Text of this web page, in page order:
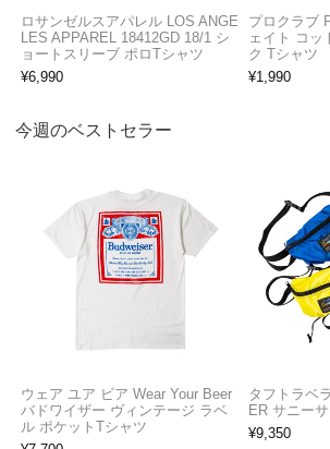
ロサンゼルスアパレル LOS ANGE
LES APPAREL 18412GD 18/1 シ
ョートスリーブ ポロTシャツ
¥6,990
プロクラブ
ェイト コッ
ク Tシャツ
¥1,990
今週のベストセラー
ウェア ユア ビア Wear Your Beer
バドワイザー ヴィンテージ ラベ
ル ポケットTシャツ
タフトラベ
ER サニー
¥9,350